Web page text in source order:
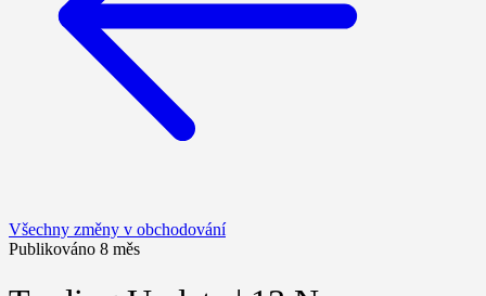
Všechny změny v obchodování
Publikováno 8 měs